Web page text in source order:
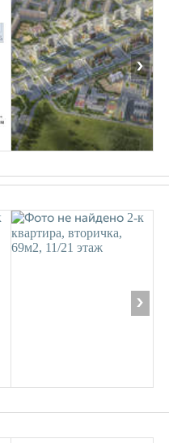
›
›